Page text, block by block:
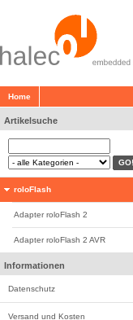
Home
Artikelsuche
roloFlash
Adapter roloFlash 2
Adapter roloFlash 2 AVR
Informationen
Datenschutz
Versand und Kosten